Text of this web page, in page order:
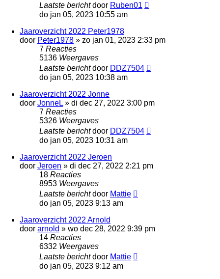
Laatste berichtdoor Ruben01
do jan 05, 2023 10:55 am
Jaaroverzicht 2022 Peter1978
door Peter1978 » zo jan 01, 2023 2:33 pm
7 Reacties
5136 Weergaves
Laatste berichtdoor DDZ7504
do jan 05, 2023 10:38 am
Jaaroverzicht 2022 Jonne
door JonneL » di dec 27, 2022 3:00 pm
7 Reacties
5326 Weergaves
Laatste berichtdoor DDZ7504
do jan 05, 2023 10:31 am
Jaaroverzicht 2022 Jeroen
door Jeroen » di dec 27, 2022 2:21 pm
18 Reacties
8953 Weergaves
Laatste berichtdoor Mattie
do jan 05, 2023 9:13 am
Jaaroverzicht 2022 Arnold
door arnold » wo dec 28, 2022 9:39 pm
14 Reacties
6332 Weergaves
Laatste berichtdoor Mattie
do jan 05, 2023 9:12 am